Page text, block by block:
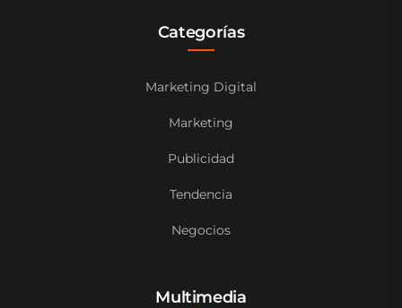
Categorías
Marketing Digital
Marketing
Publicidad
Tendencia
Negocios
Multimedia